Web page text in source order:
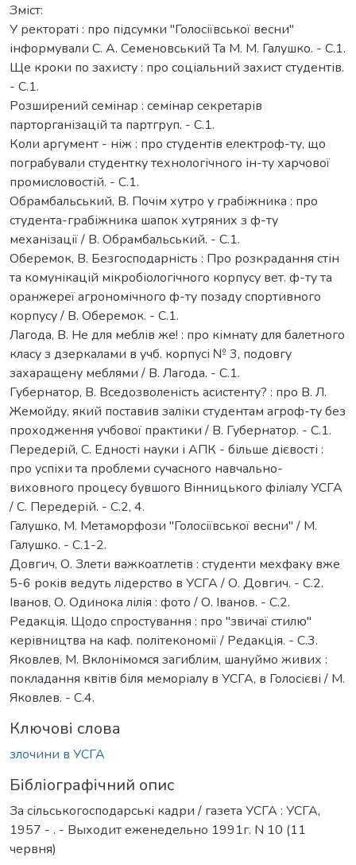
Зміст:
У ректораті : про підсумки "Голосіївської весни"
інформували С. А. Семеновський Та М. М. Галушко. - С.1.
Ще кроки по захисту : про соціальний захист студентів.
- С.1.
Розширений семінар : семінар секретарів
парторганізацій та партгруп. - С.1.
Коли аргумент - ніж : про студентів електроф-ту, що
пограбували студентку технологічного ін-ту харчової
промисловостій. - С.1.
Обрамбальський, В. Почім хутро у грабіжника : про
студента-грабіжника шапок хутряних з ф-ту
механізації / В. Обрамбальський. - С.1.
Оберемок, В. Безгосподарність : Про розкрадання стін
та комунікацій мікробіологічного корпусу вет. ф-ту та
оранжереї агрономічного ф-ту позаду спортивного
корпусу / В. Оберемок. - С.1.
Лагода, В. Не для меблів же! : про кімнату для балетного
класу з дзеркалами в учб. корпусі № 3, подовгу
захаращену меблями / В. Лагода. - С.1.
Губернатор, В. Вседозволеність асистенту? : про В. Л.
Жемойду, який поставив заліки студентам агроф-ту без
проходження учбової практики / В. Губернатор. - С.1.
Передерій, С. Едності науки і АПК - більше дієвості :
про успіхи та проблеми сучасного навчально-
виховного процесу бувшого Вінницького філіалу УСГА
/ С. Передерій. - С.2, 4.
Галушко, М. Метаморфози "Голосіївської весни" / М.
Галушко. - С.1-2.
Довгич, О. Злети важкоатлетів : студенти мехфаку вже
5-6 років ведуть лідерство в УСГА / О. Довгич. - С.2.
Іванов, О. Одинока лілія : фото / О. Іванов. - С.2.
Редакція. Щодо спростування : про "звичаї стилю"
керівництва на каф. політекономії / Редакція. - С.3.
Яковлев, М. Вклонімомся загиблим, шануймо живих :
покладання квітів біля меморіалу в УСГА, в Голосієві / М.
Яковлев. - С.4.
Ключові слова
злочини в УСГА
Бібліографічний опис
За сільськогосподарські кадри / газета УСГА : УСГА,
1957 - . - Выходит еженедельно 1991г. N 10 (11
червня)